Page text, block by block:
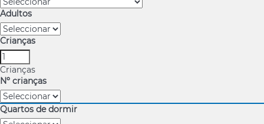
Adultos
Crianças
Crianças
Nº crianças
Quartos de dormir